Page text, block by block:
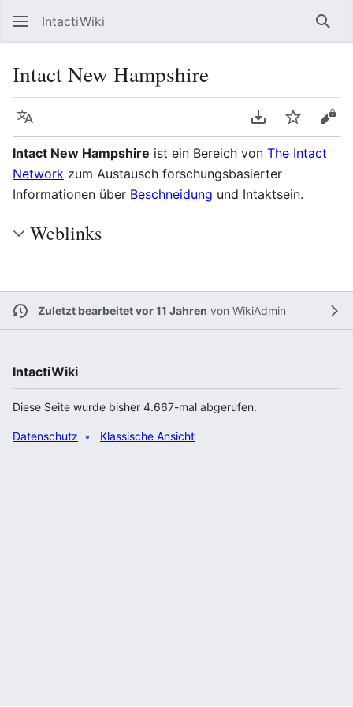
IntactiWiki
Intact New Hampshire
Sprache PDF
Intact New Hampshire ist ein Bereich von The Intact
Network zum Austausch forschungsbasierter
Informationen über Beschneidung und Intaktsein.
Weblinks
Zuletzt bearbeitet vor 11 Jahren von WikiAdmin
IntactiWiki
Diese Seite wurde bisher 4.667-mal abgerufen.
Datenschutz Klassische Ansicht